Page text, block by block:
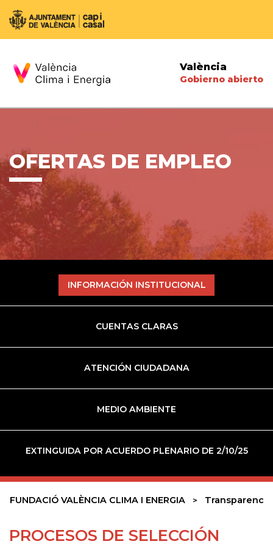
València
Gobierno abierto
OFERTAS DE EMPLEO
INFORMACIÓN INSTITUCIONAL
CUENTAS CLARAS
ATENCIÓN CIUDADANA
MEDIO AMBIENTE
EXTINGUIDA POR ACUERDO PLENARIO DE 2/10/25
FUNDACIÓ VALÈNCIA CLIMA I ENERGIA Transparencia
PROCESOS DE SELECCIÓN